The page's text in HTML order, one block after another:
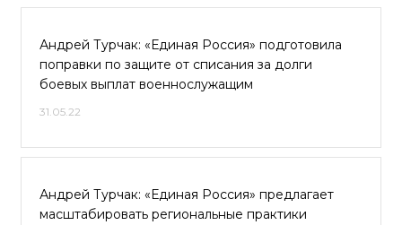
Андрей Турчак: «Единая Россия» подготовила
поправки по защите от списания за долги
боевых выплат военнослужащим
31.05.22
Андрей Турчак: «Единая Россия» предлагает
масштабировать региональные практики